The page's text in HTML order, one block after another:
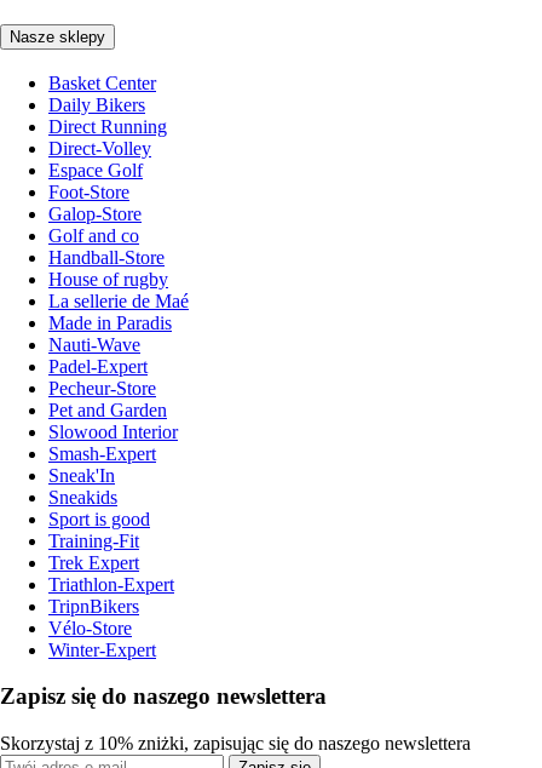
Nasze sklepy
Basket Center
Daily Bikers
Direct Running
Direct-Volley
Espace Golf
Foot-Store
Galop-Store
Golf and co
Handball-Store
House of rugby
La sellerie de Maé
Made in Paradis
Nauti-Wave
Padel-Expert
Pecheur-Store
Pet and Garden
Slowood Interior
Smash-Expert
Sneak'In
Sneakids
Sport is good
Training-Fit
Trek Expert
Triathlon-Expert
TripnBikers
Vélo-Store
Winter-Expert
Zapisz się do naszego newslettera
Skorzystaj z 10% zniżki, zapisując się do naszego newslettera